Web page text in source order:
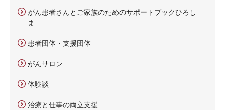
がん患者さんとご家族のためのサポートブックひろし
ま
患者団体・支援団体
がんサロン
体験談
治療と仕事の両立支援